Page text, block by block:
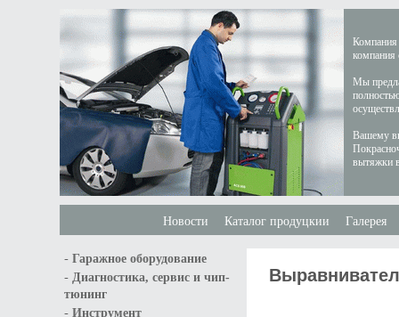
Компания
компания
Мы
Вашему
вытяжки
Новости Каталог продуцкии Галерея
- Гаражное оборудование
- Диагностика, сервис и чип-
тюнинг
- Инструмент